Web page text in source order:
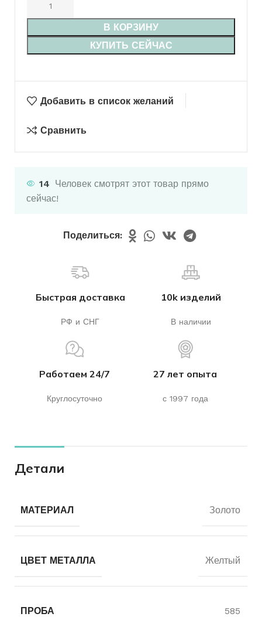
В КОРЗИНУ
КУПИТЬ СЕЙЧАС
Добавить в список желаний
Сравнить
14 Человек смотрят этот товар прямо
сейчас!
Поделиться:
Быстрая доставка
РФ и СНГ
10k изделий
В наличии
Работаем 24/7
Круглосуточно
27 лет опыта
с 1997 года
Детали
МАТЕРИАЛ Золото
ЦВЕТ МЕТАЛЛА Желтый
ПРОБА 585